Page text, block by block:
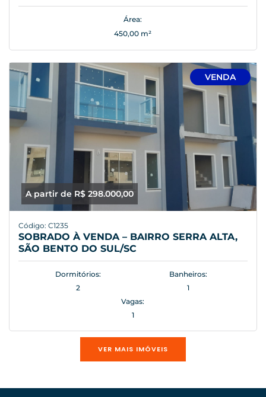
Área:
450,00 m²
A partir de R$ 298.000,00
VENDA
Código: C1235
SOBRADO À VENDA – BAIRRO SERRA ALTA,
SÃO BENTO DO SUL/SC
Dormitórios:
2
Banheiros:
1
Vagas:
1
VER MAIS IMÓVEIS